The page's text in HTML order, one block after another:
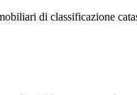
di classificazione